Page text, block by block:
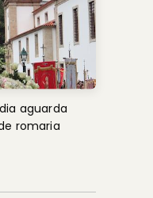
aguarda
romaria